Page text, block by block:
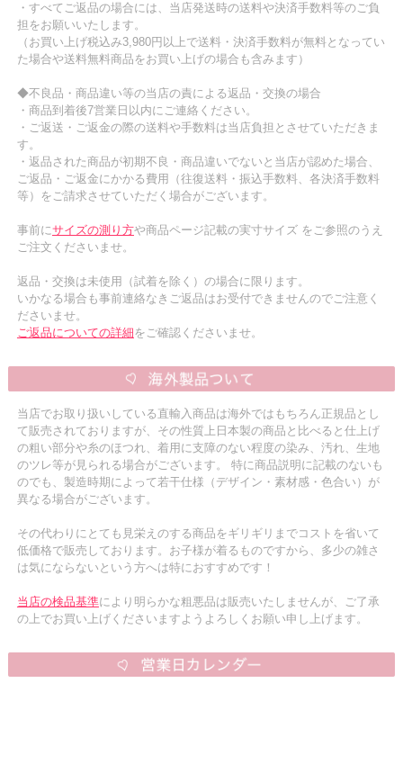
・すべてご返品の場合には、当店発送時の送料や決済手数料等のご負
担をお願いいたします。
（お買い上げ税込み3,980円以上で送料・決済手数料が無料となってい
た場合や送料無料商品をお買い上げの場合も含みます）
◆不良品・商品違い等の当店の責による返品・交換の場合
・商品到着後7営業日以内にご連絡ください。
・ご返送・ご返金の際の送料や手数料は当店負担とさせていただきま
す。
・返品された商品が初期不良・商品違いでないと当店が認めた場合、
ご返品・ご返金にかかる費用（往復送料・振込手数料、各決済手数料
等）をご請求させていただく場合がございます。
事前にサイズの測り方や商品ページ記載の実寸サイズ をご参照のうえ
ご注文くださいませ。
返品・交換は未使用（試着を除く）の場合に限ります。
いかなる場合も事前連絡なきご返品はお受付できませんのでご注意く
ださいませ。
ご返品についての詳細をご確認くださいませ。
当店でお取り扱いしている直輸入商品は海外ではもちろん正規品とし
て販売されておりますが、その性質上日本製の商品と比べると仕上げ
の粗い部分や糸のほつれ、着用に支障のない程度の染み、汚れ、生地
のツレ等が見られる場合がございます。 特に商品説明に記載のないも
のでも、製造時期によって若干仕様（デザイン・素材感・色合い）が
異なる場合がございます。
その代わりにとても見栄えのする商品をギリギリまでコストを省いて
低価格で販売しております。お子様が着るものですから、多少の雑さ
は気にならないという方へは特におすすめです！
当店の検品基準により明らかな粗悪品は販売いたしませんが、ご了承
の上でお買い上げくださいますようよろしくお願い申し上げます。